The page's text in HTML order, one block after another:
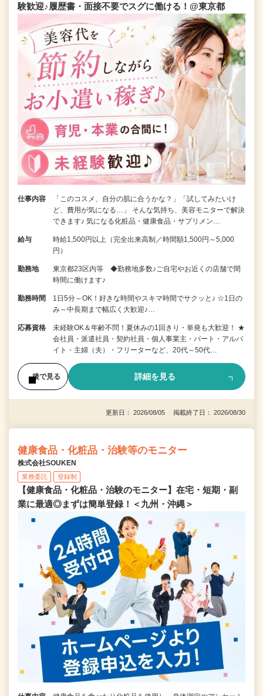
験歓迎♪履歴書・面接不要でスグに働ける！@東京都
仕事内容
「このコスメ、自分の肌に合うかな？」「試してみたいけ
ど、費用が気になる…」 そんな気持ち、美容モニターで解決
できます♪ 気になる化粧品・健康食品・サプリメン…
給与
時給1,500円以上（完全出来高制／時間額1,500円～5,000
円）
勤務地
東京都23区内等 ◆勤務地多数♪ご自宅やお近くの店舗で間
時間に働けます♪
勤務時間
1日5分～OK！好きな時間やスキマ時間でサクッと♪ ☆1日の
み～中長期まで幅広く大歓迎♪…
応募資格
未経験OK＆年齢不問！夏休みの1回きり・単発も大歓迎！ ★
会社員・派遣社員・契約社員・個人事業主・パート・アルバ
イト・主婦（夫）・フリーターなど、20代～50代…
後で見る 詳細を見る
更新日： 2026/08/05 掲載終了日： 2026/08/30
健康食品・化粧品・治験等のモニター
株式会社SOUKEN
業務委託 登録制
【健康食品・化粧品・治験のモニター】在宅・短期・副
業に最適◎まずは簡単登録！＜九州・沖縄＞